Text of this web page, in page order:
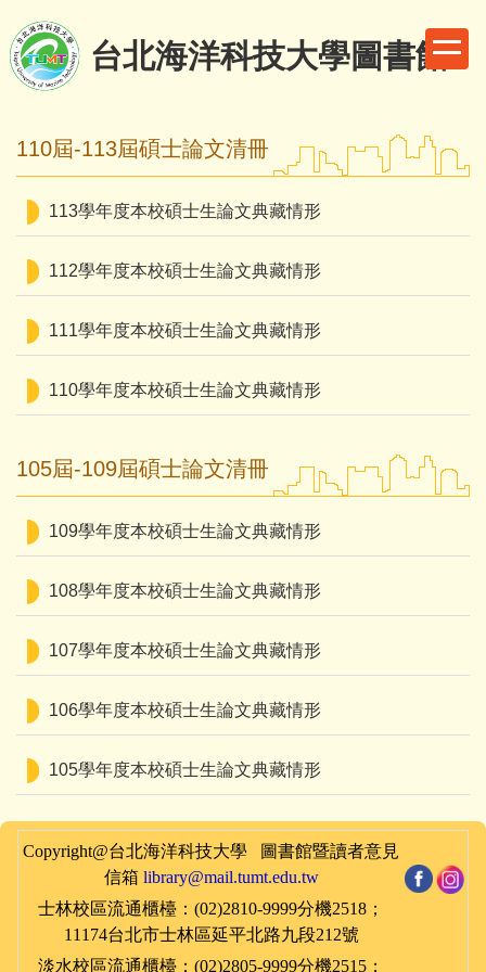
到
主
容
區
台北海洋科技大學圖書館
110屆-113屆碩士論文清冊
113學年度本校碩士生論文典藏情形
112學年度本校碩士生論文典藏情形
111學年度本校碩士生論文典藏情形
110學年度本校碩士生論文典藏情形
105屆-109屆碩士論文清冊
109學年度本校碩士生論文典藏情形
108學年度本校碩士生論文典藏情形
107學年度本校碩士生論文典藏情形
106學年度本校碩士生論文典藏情形
105學年度本校碩士生論文典藏情形
Copyright@台北海洋科技大學 圖書館暨讀者意見
信箱 library@mail.tumt.edu.tw
士林校區流通櫃檯：(02)2810-9999分機2518；
11174台北市士林區延平北路九段212號
淡水校區流通櫃檯：(02)2805-9999分機2515 ；